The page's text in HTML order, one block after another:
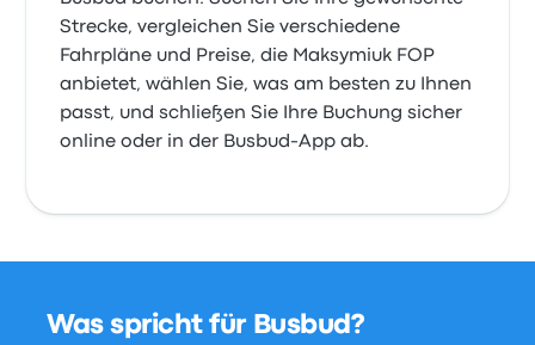
Strecke, vergleichen Sie verschiedene
Fahrpläne und Preise, die Maksymiuk FOP
anbietet, wählen Sie, was am besten zu Ihnen
passt, und schließen Sie Ihre Buchung sicher
online oder in der Busbud-App ab.
Was spricht für Busbud?